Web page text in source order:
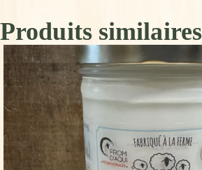
Produits similaires